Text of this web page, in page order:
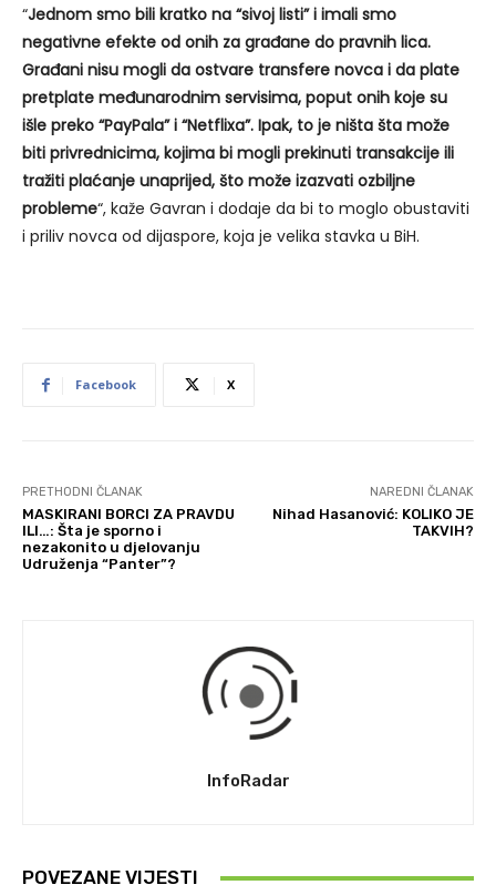
“Jednom smo bili kratko na “sivoj listi” i imali smo
negativne efekte od onih za građane do pravnih lica.
Građani nisu mogli da ostvare transfere novca i da plate
pretplate međunarodnim servisima, poput onih koje su
išle preko “PayPala” i “Netflixa”. Ipak, to je ništa šta može
biti privrednicima, kojima bi mogli prekinuti transakcije ili
tražiti plaćanje unaprijed, što može izazvati ozbiljne
probleme“, kaže Gavran i dodaje da bi to moglo obustaviti
i priliv novca od dijaspore, koja je velika stavka u BiH.
Facebook X
PRETHODNI ČLANAK
MASKIRANI BORCI ZA PRAVDU
ILI…: Šta je sporno i
nezakonito u djelovanju
Udruženja “Panter”?
NAREDNI ČLANAK
Nihad Hasanović: KOLIKO JE
TAKVIH?
InfoRadar
POVEZANE VIJESTI